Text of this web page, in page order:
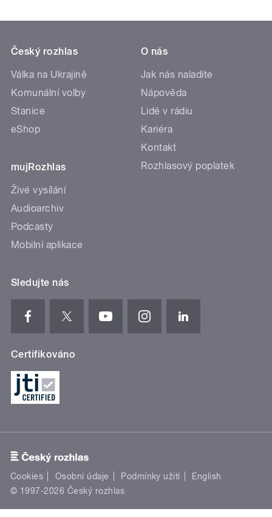
Český rozhlas
Válka na Ukrajině
Komunální volby
Stanice
eShop
mujRozhlas
Živé vysílání
Audioarchiv
Podcasty
Mobilní aplikace
O nás
Jak nás naladíte
Nápověda
Lidé v rádiu
Kariéra
Kontakt
Rozhlasový poplatek
Sledujte nás
Certifikováno
Cookies Osobní údaje Podmínky užití
English
© 1997-2026 Český rozhlas